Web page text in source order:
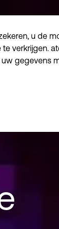
u de
verkrijgen.
gegevens